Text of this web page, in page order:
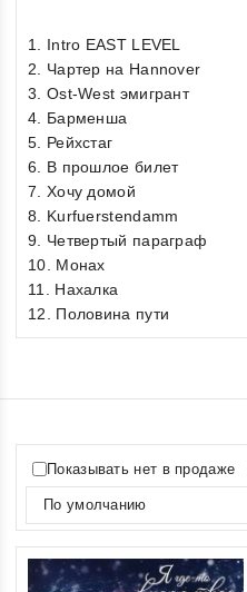
1. Intro EAST LEVEL
2. Чартер на Hannover
3. Ost-West эмигрант
4. Барменша
5. Рейхстаг
6. В прошлое билет
7. Хочу домой
8. Kurfuerstendamm
9. Четвертый параграф
10. Монах
11. Нахалка
12. Половина пути
Показывать нет в продаже